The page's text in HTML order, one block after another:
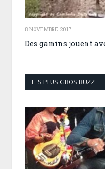
8 NOVEMBRE 2017
Des gamins jouent
LES PLUS GROS BUZZ